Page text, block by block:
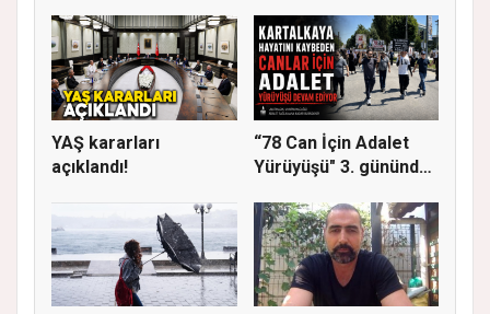
YAŞ kararları
açıklandı!
“78 Can İçin Adalet
Yürüyüşü" 3. gününde